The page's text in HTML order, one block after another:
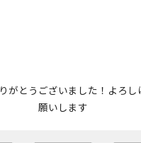
がとうございました！よろし
願いします